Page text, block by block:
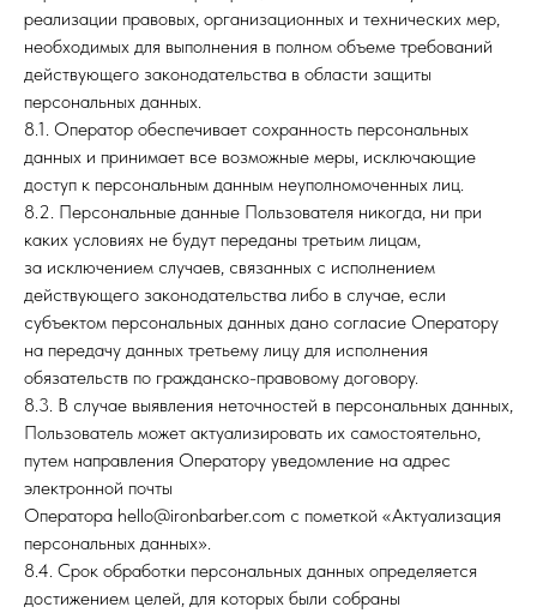
реализации правовых, организационных и технических мер,
необходимых для выполнения в полном объеме требований
действующего законодательства в области защиты
персональных данных.
8.1. Оператор обеспечивает сохранность персональных
данных и принимает все возможные меры, исключающие
доступ к персональным данным неуполномоченных лиц.
8.2. Персональные данные Пользователя никогда, ни при
каких условиях не будут переданы третьим лицам,
за исключением случаев, связанных с исполнением
действующего законодательства либо в случае, если
субъектом персональных данных дано согласие Оператору
на передачу данных третьему лицу для исполнения
обязательств по гражданско-правовому договору.
8.3. В случае выявления неточностей в персональных данных,
Пользователь может актуализировать их самостоятельно,
путем направления Оператору уведомление на адрес
электронной почты
Оператора hello@ironbarber.com с пометкой «Актуализация
персональных данных».
8.4. Срок обработки персональных данных определяется
достижением целей, для которых были собраны